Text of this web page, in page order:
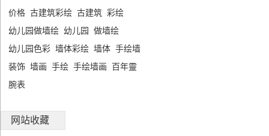
价格 古建筑彩绘 古建筑 彩绘
幼儿园做墙绘
幼儿园
做墙绘
幼儿园色彩 墙体彩绘 墙体 手绘墙
装饰 墙画 手绘 手绘墙画
百年靈
腕表
网站收藏